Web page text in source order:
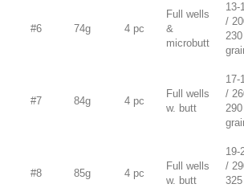
#6 74g 4 pc
Full wells
&
microbutt
13-
/
230
#7 84g 4 pc
Full wells
w. butt
17-
/
290
#8 85g 4 pc
Full wells
w. butt
19-
/
325